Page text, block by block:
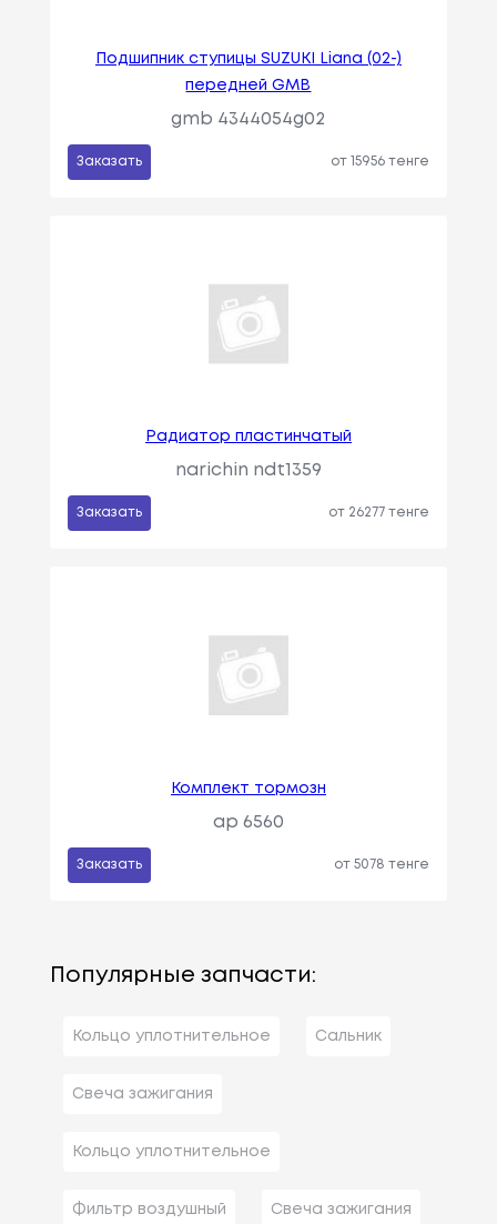
Подшипник ступицы SUZUKI Liana (02-)
передней GMB
gmb 4344054g02
Заказать от 15956 тенге
Радиатор пластинчатый
narichin ndt1359
Заказать от 26277 тенге
Комплект тормозн
ap 6560
Заказать от 5078 тенге
Популярные запчасти:
Кольцо уплотнительное Сальник
Свеча зажигания
Кольцо уплотнительное
Фильтр воздушный Свеча зажигания